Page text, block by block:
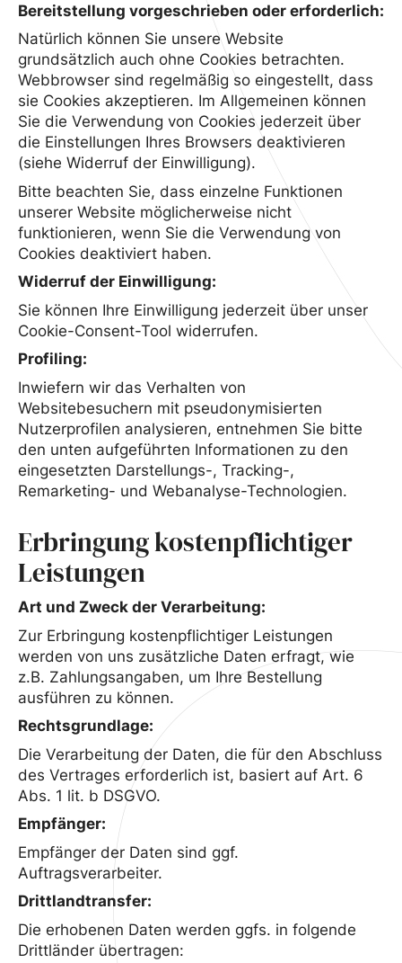
Bereitstellung vorgeschrieben oder erforderlich:
Natürlich können Sie unsere Website
grundsätzlich auch ohne Cookies betrachten.
Webbrowser sind regelmäßig so eingestellt, dass
sie Cookies akzeptieren. Im Allgemeinen können
Sie die Verwendung von Cookies jederzeit über
die Einstellungen Ihres Browsers deaktivieren
(siehe Widerruf der Einwilligung).
Bitte beachten Sie, dass einzelne Funktionen
unserer Website möglicherweise nicht
funktionieren, wenn Sie die Verwendung von
Cookies deaktiviert haben.
Widerruf der Einwilligung:
Sie können Ihre Einwilligung jederzeit über unser
Cookie-Consent-Tool widerrufen.
Profiling:
Inwiefern wir das Verhalten von
Websitebesuchern mit pseudonymisierten
Nutzerprofilen analysieren, entnehmen Sie bitte
den unten aufgeführten Informationen zu den
eingesetzten Darstellungs-, Tracking-,
Remarketing- und Webanalyse-Technologien.
Erbringung kostenpflichtiger
Leistungen
Art und Zweck der Verarbeitung:
Zur Erbringung kostenpflichtiger Leistungen
werden von uns zusätzliche Daten erfragt, wie
z.B. Zahlungsangaben, um Ihre Bestellung
ausführen zu können.
Rechtsgrundlage:
Die Verarbeitung der Daten, die für den Abschluss
des Vertrages erforderlich ist, basiert auf Art. 6
Abs. 1 lit. b DSGVO.
Empfänger:
Empfänger der Daten sind ggf.
Auftragsverarbeiter.
Drittlandtransfer:
Die erhobenen Daten werden ggfs. in folgende
Drittländer übertragen: